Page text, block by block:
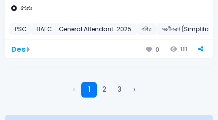
৫৬৬
PSC BAEC – General Attendant-2025 গণিত সরলীকরণ
Des 0 111
‹ 1 2 3 ›